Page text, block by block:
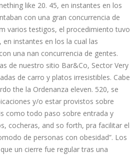
like 20. 45, en instantes en los
con una gran concurrencia de
varios testigos, el procedimiento tuvo
en instantes en los la cual las
una nan concurrencia de gentes.
de nuestro sitio Bar&Co, Sector Very
de carro y platos irresistibles. Cabe
the la Ordenanza eleven. 520, se
y/o estar provistos sobre
como todo paso sobre entrada y
cocheras, and so forth, pra facilitar el
de personas con obesidad”. Los
un cierre fue regular tras una